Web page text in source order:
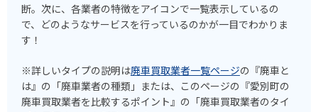
断。次に、各業者の特徴をアイコンで一覧表示しているの
で、どのようなサービスを行っているのかが一目でわかりま
す！
※詳しいタイプの説明は廃車買取業者一覧ページの『廃車と
は』の「廃車業者の種類」または、このページの『愛別町の
廃車買取業者を比較するポイント』の「廃車買取業者のタイ